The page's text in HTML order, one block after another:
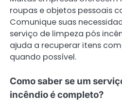
roupas e objetos pessoais
Comunique suas
serviço de limpeza pós
ajuda a recuperar itens
quando possível.
Como saber se um
incêndio é completo?